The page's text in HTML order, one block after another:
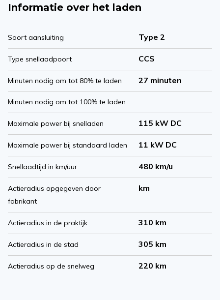
Informatie over het laden
Soort aansluiting Type 2
Type snellaadpoort CCS
Minuten nodig om tot 80% te laden 27 minuten
Minuten nodig om tot 100% te laden
Maximale power bij snelladen 115 kW DC
Maximale power bij standaard laden 11 kW DC
Snellaadtijd in km/uur 480 km/u
Actieradius opgegeven door
fabrikant
km
Actieradius in de praktijk 310 km
Actieradius in de stad 305 km
Actieradius op de snelweg 220 km